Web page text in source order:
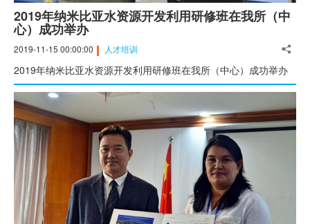
2019年纳米比亚水资源开发利用研修班在我所（中
心）成功举办
2019-11-15 00:00:00 人才培训
2019年纳米比亚水资源开发利用研修班在我所（中心）成功举办